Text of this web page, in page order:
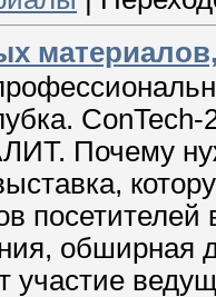
ConTech-
Почему
обширная